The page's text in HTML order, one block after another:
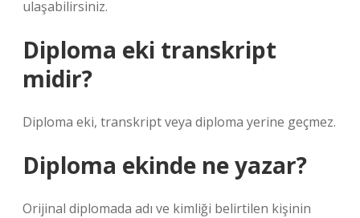
ulaşabilirsiniz.
Diploma eki transkript
midir?
Diploma eki, transkript veya diploma yerine geçmez.
Diploma ekinde ne yazar?
Orijinal diplomada adı ve kimliği belirtilen kişinin